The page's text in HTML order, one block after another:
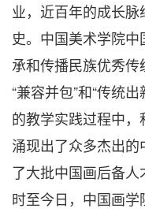
业，近百年的成长
史。中国美术学院
承和传播民族优秀
“兼容并包”和“传统
的教学实践过程中，
涌现出了众多杰出
了大批中国画后备人
时至今日，中国画学